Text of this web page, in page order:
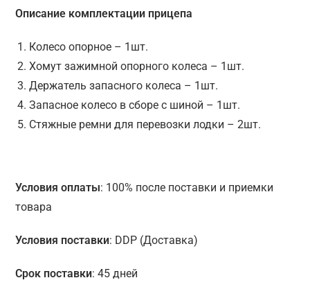
Описание комплектации прицепа
Колесо опорное – 1шт.
Хомут зажимной опорного колеса – 1шт.
Держатель запасного колеса – 1шт.
Запасное колесо в сборе с шиной – 1шт.
Стяжные ремни для перевозки лодки – 2шт.
Условия оплаты: 100% после поставки и приемки
товара
Условия поставки: DDP (Доставка)
Срок поставки: 45 дней